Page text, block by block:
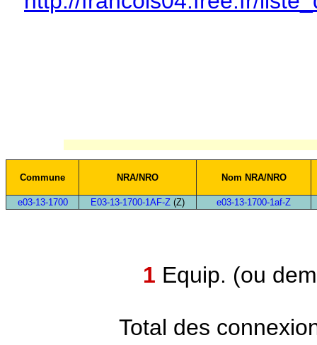
Commune NRA/NRO Nom NRA/NRO
e03-13-1700 E03-13-1700-1AF-Z (Z) e03-13-1700-1af-Z
1 Equip. (ou
Total des